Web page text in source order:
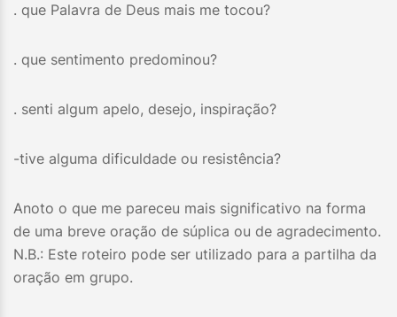
. que Palavra de Deus mais me tocou?
. que sentimento predominou?
. senti algum apelo, desejo, inspiração?
-tive alguma dificuldade ou resistência?
Anoto o que me pareceu mais significativo na forma
de uma breve oração de súplica ou de agradecimento.
N.B.: Este roteiro pode ser utilizado para a partilha da
oração em grupo.